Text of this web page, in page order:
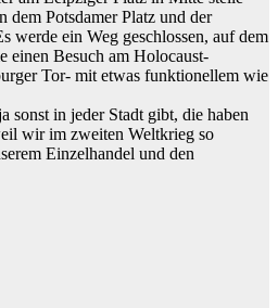
dem Potsdamer Platz und der
werde ein Weg geschlossen, auf dem
einen Besuch am Holocaust-
Tor- mit etwas funktionellem wie
sonst in jeder Stadt gibt, die haben
wir im zweiten Weltkrieg so
Einzelhandel und den